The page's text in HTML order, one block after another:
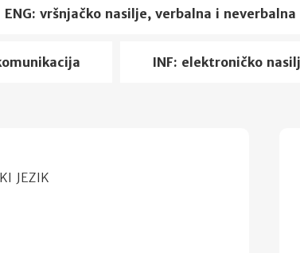
ENG: vršnjačko nasilje, verbalna i
INF: elektroničko
JEZIK